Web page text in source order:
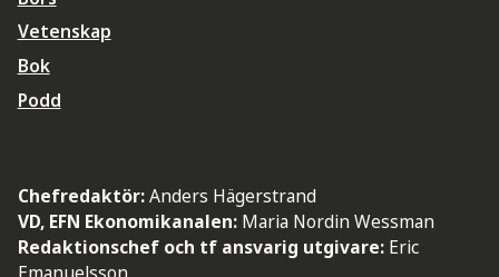
Vetenskap
Bok
Podd
Chefredaktör:Anders Hägerstrand
VD, EFN Ekonomikanalen: Maria Nordin Wessman
Redaktionschef och tf ansvarig utgivare: Eric